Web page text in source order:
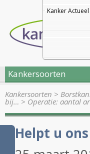
Kanker
Kankersoorten
Kankersoorten >
bij… > Operatie: aantal
Helpt u